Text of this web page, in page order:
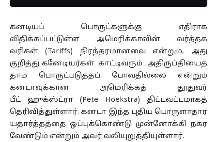
கனடியப் பொருட்களுக்கு எதிராக
விதிக்கப்பட்டுள்ள அமெரிக்காவின் வர்த்தக
வரிகள் (Tariffs) நிரந்தரமானவை என்றும், அது
குறித்து கனேடியர்கள்காட்டிவரும் அதிருப்தியைத்
தாம் பொருட்படுத்தப் போவதில்லை என்றும்
கனடாவுக்கான அமெரிக்கத் தூதுவர்
பீட் ஹுக்ஸ்ட்ரா (Pete Hoekstra) திட்டவட்டமாகத்
தெரிவித்துள்ளார். கனடா இந்த புதிய பொருளாதார
யதார்த்தத்தை ஒப்புக்கொண்டு முன்னோக்கி நகர
வேண்டும் என்றும் அவர் வலியுறுத்தியுள்ளார்.